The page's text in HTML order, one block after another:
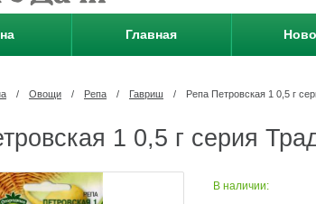
Главная
/ Овощи / Репа / Гавриш / Репа Петровская 1 0,5 г
1 0,5 г серия
В наличии: